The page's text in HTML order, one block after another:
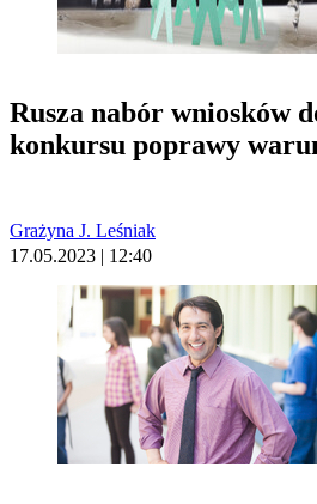
Rusza nabór wniosków
konkursu poprawy
Grażyna J. Leśniak
17.05.2023 | 12:40